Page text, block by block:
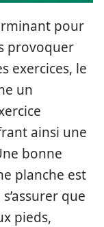
pour
provoquer
exercices, le
un
ainsi une
bonne
planche est
que
pieds,